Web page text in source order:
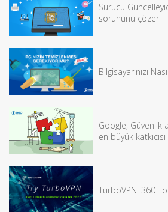
Sürücü
sorununu çözer
Bilgisayarınızı
Google, Güvenlik
en büyük
TurboVPN: 360